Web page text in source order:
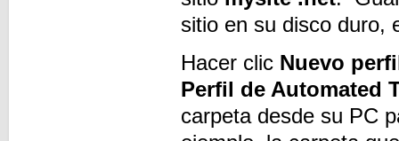
sitio en su disco duro,
Hacer clic Nuevo
Perfil de Automated
carpeta desde su PC